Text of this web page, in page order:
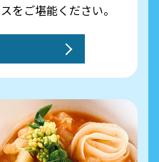
をご堪能ください。